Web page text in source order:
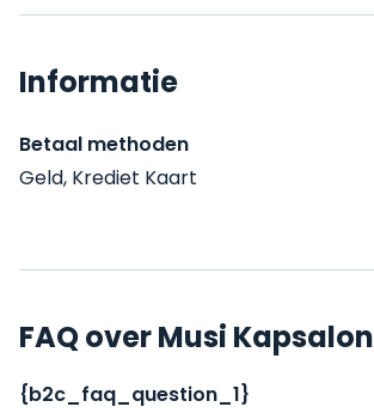
Informatie
Betaal methoden
Geld, Krediet Kaart
FAQ over Musi Kapsalon
{b2c_faq_question_1}